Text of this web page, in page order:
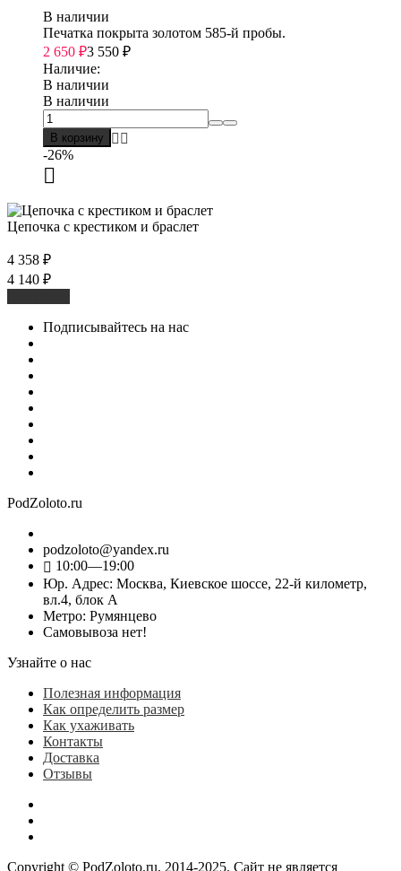
В наличии
Печатка покрыта золотом 585-й пробы.
2 650 ₽3 550 ₽
Наличие:
В наличии
В наличии
В корзину
-26%
Цепочка с крестиком и браслет
4 358 ₽
4 140 ₽
Подписывайтесь на нас
PodZoloto.ru
podzoloto@yandex.ru
10:00—19:00
Юр. Адреc: Москва, Киевское шоссе, 22-й километр,
вл.4, блок А
Метро: Румянцево
Самовывоза нет!
Узнайте о нас
Полезная информация
Как определить размер
Как ухаживать
Контакты
Доставка
Отзывы
Copyright © PodZoloto.ru, 2014-2025. Сайт не является